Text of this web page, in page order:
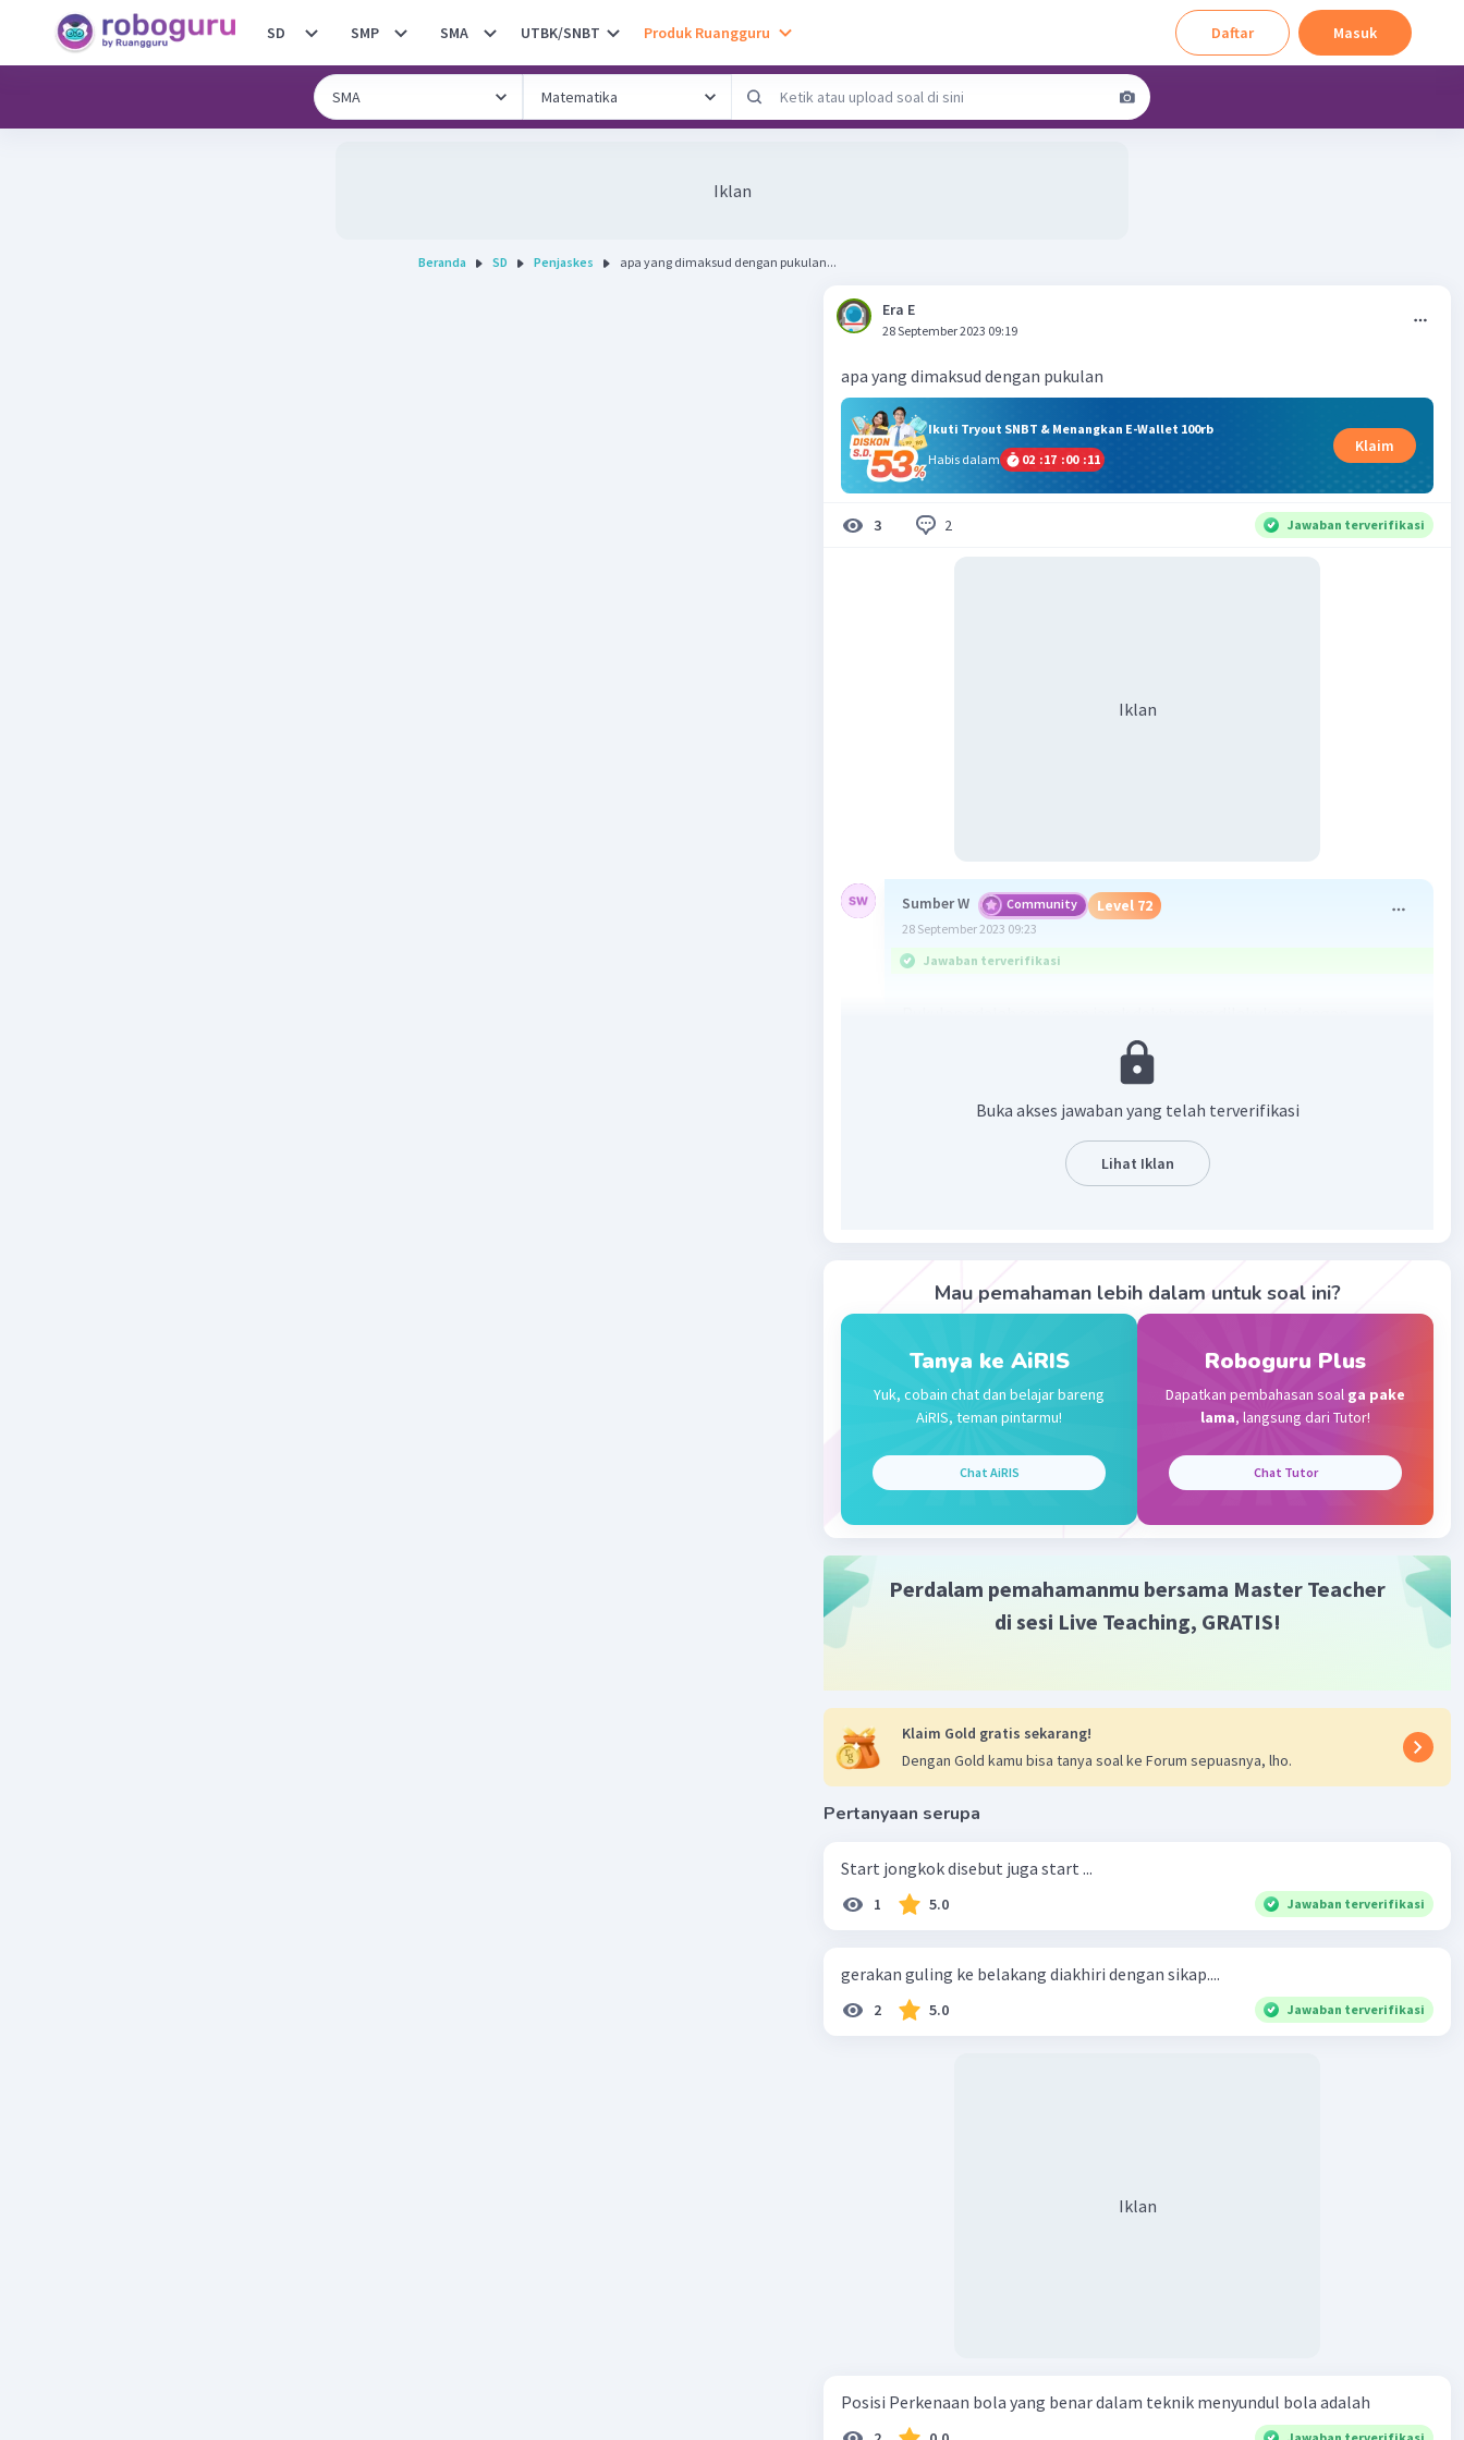
SD SMP SMA UTBK/SNBT Produk Ruangguru Daftar Masuk
Iklan
Beranda SD Penjaskes apa yang dimaksud dengan pukulan...
Era E
28 September 2023 09:19
apa yang dimaksud dengan pukulan
Ikuti Tryout SNBT & Menangkan E-Wallet 100rb
Habis dalam
02 :17 :00 :11
Klaim
3 2 Jawaban terverifikasi
Iklan
Sumber W Community Level 72
28 September 2023 09:23
Jawaban terverifikasi
memukul tubuh lawan dengan tangan kosong
Community Level 89
Balas
Buka akses jawaban yang telah terverifikasi
Lihat Iklan
Mau pemahaman lebih dalam untuk soal ini?
Tanya ke AiRIS
Yuk, cobain chat dan belajar bareng
AiRIS, teman pintarmu!
Chat AiRIS
Roboguru Plus
Dapatkan pembahasan soal ga pake
lama, langsung dari Tutor!
Chat Tutor
Perdalam pemahamanmu bersama Master Teacher
di sesi Live Teaching, GRATIS!
Klaim Gold gratis sekarang!
Dengan Gold kamu bisa tanya soal ke Forum sepuasnya, lho.
Pertanyaan serupa
Start jongkok disebut juga start ...
1 5.0 Jawaban terverifikasi
gerakan guling ke belakang diakhiri dengan sikap....
2 5.0 Jawaban terverifikasi
Iklan
Posisi Perkenaan bola yang benar dalam teknik menyundul bola adalah​